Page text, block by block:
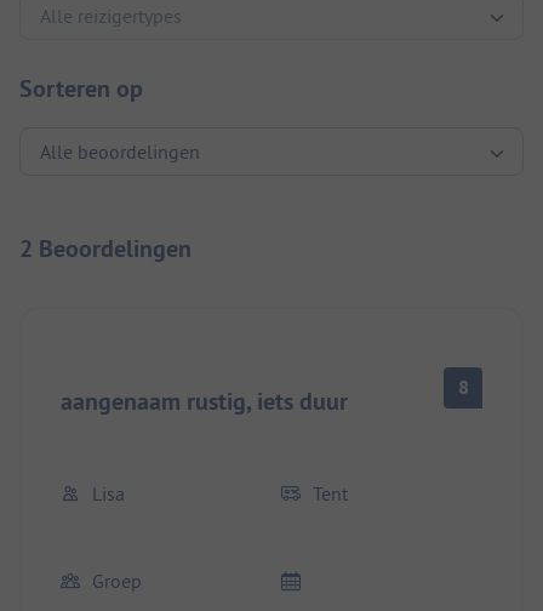
Sorteren op
2 Beoordelingen
aangenaam rustig, iets duur 8
Lisa Tent
Groep